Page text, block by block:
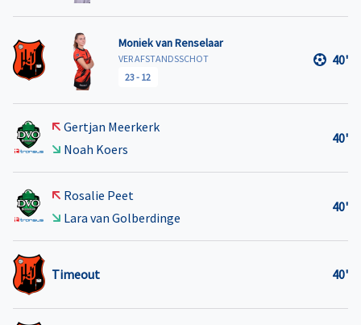
Moniek van Renselaar
VER AFSTANDSSCHOT
23- 12
40'
Gertjan Meerkerk
Noah Koers
40'
Rosalie Peet
Lara van Golberdinge
40'
Timeout 40'